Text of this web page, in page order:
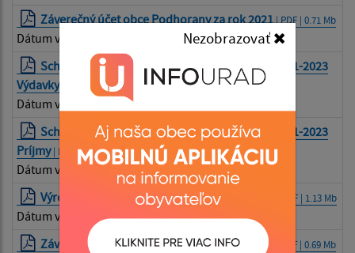
Nezobrazovať
Záverečný účet obce Podhorany za rok 2021| PDF | 0.71 Mb
Dátum vyvesenia:
Schválený rozpočet obce Podhorany na rok 2021-2023
Výdavky | PDF | 0.96 Mb
Dátum vyvesenia: 11.12.2020
Schválený rozpočet obce Podhorany na rok 2021-2023
Príjmy| PDF | 0.35 Mb
Dátum vyvesenia: 11.12.2020
Výročná správa obce Podhorany za rok 2020 | PDF | 1.13 Mb
Dátum vyvesenia:24.03.2022
Záverečný účet obce Podhorany za rok 2020 | PDF | 0.69 Mb